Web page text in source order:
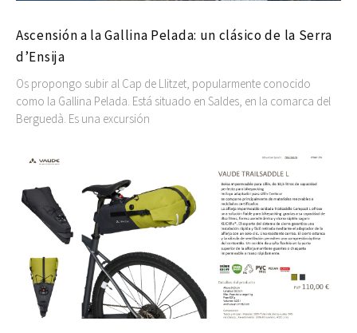
Ascensión a la Gallina Pelada: un clásico de la Serra
d’Ensija
Os propongo subir al Cap de Llitzet, popularmente conocido
como la Gallina Pelada. Está situado en Saldes, en la comarca del
Berguedà. Es una excursión